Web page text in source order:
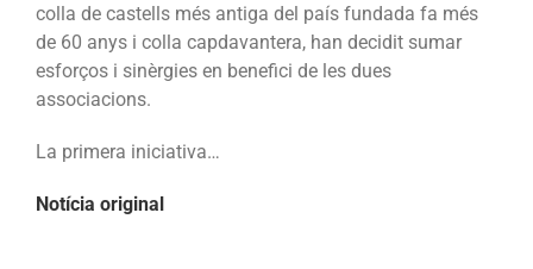
la
Vila
colla de castells més antiga del país fundada fa més
de 60 anys i colla capdavantera, han decidit sumar
esforços i sinèrgies en benefici de les dues
associacions.
La primera iniciativa…
Notícia original